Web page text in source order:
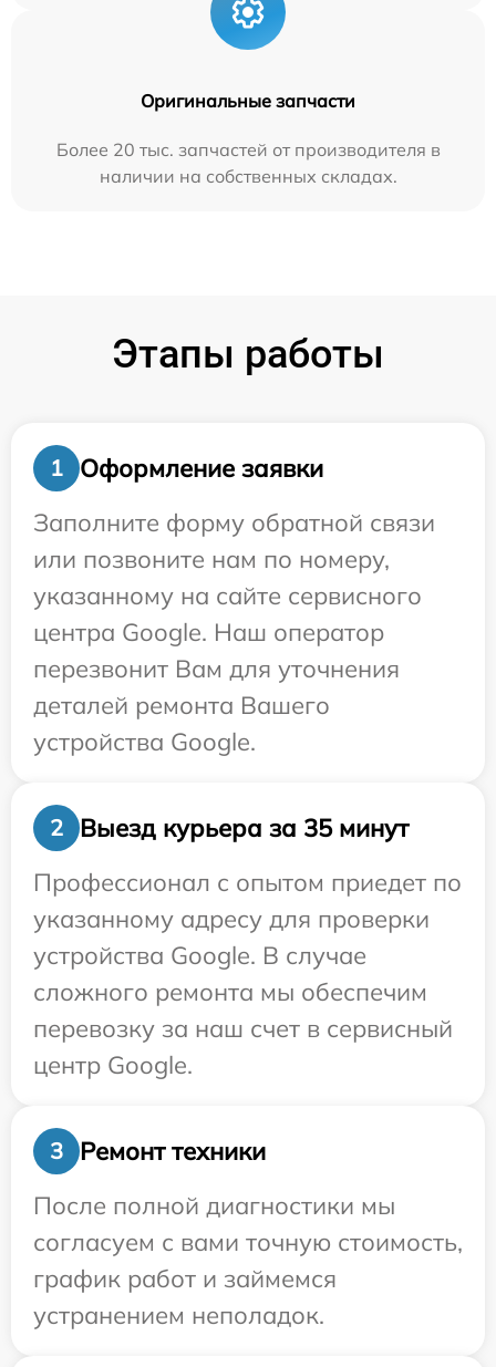
Оригинальные запчасти
Более 20 тыс. запчастей от производителя в
наличии на собственных складах.
Этапы работы
1
Оформление заявки
Заполните форму обратной связи
или позвоните нам по номеру,
указанному на сайте сервисного
центра Google. Наш оператор
перезвонит Вам для уточнения
деталей ремонта Вашего
устройства Google.
2
Выезд курьера за 35 минут
Профессионал с опытом приедет по
указанному адресу для проверки
устройства Google. В случае
сложного ремонта мы обеспечим
перевозку за наш счет в сервисный
центр Google.
3
Ремонт техники
После полной диагностики мы
согласуем с вами точную стоимость,
график работ и займемся
устранением неполадок.